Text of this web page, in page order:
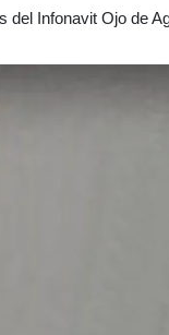
del Infonavit Ojo de